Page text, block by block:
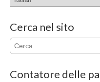
Cerca nel sito
Ricerca
per:
Contatore delle